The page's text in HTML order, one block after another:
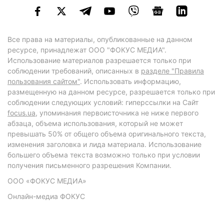
Все права на материалы, опубликованные на данном
ресурсе, принадлежат ООО "ФОКУС МЕДИА".
Использование материалов разрешается только при
соблюдении требований, описанных в разделе "Правила
пользования сайтом". Использовать информацию,
размещенную на данном ресурсе, разрешается только при
соблюдении следующих условий: гиперссылки на Сайт
focus.ua, упоминания первоисточника не ниже первого
абзаца, объема использования, который не может
превышать 50% от общего объема оригинального текста,
изменения заголовка и лида материала. Использование
большего объема текста возможно только при условии
получения письменного разрешения Компании.
ООО «ФОКУС МЕДИА»
Онлайн-медиа ФОКУС